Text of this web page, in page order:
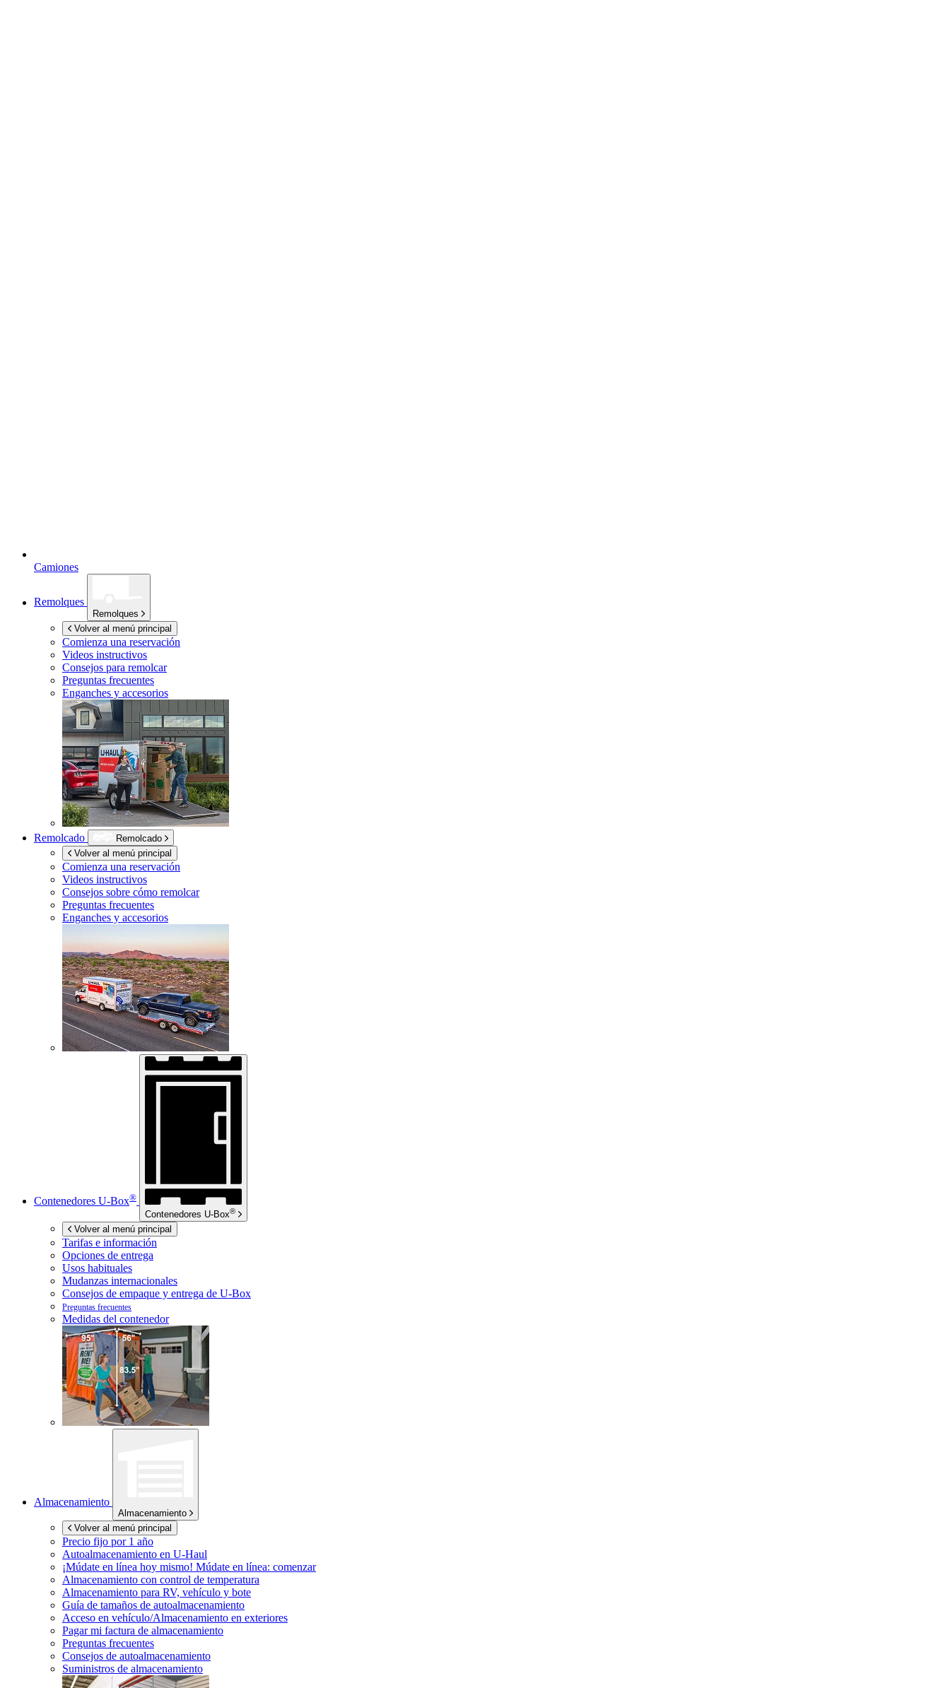
Camiones
Remolques
Remolques
Volver al menú principal
Comienza una reservación
Videos instructivos
Consejos para remolcar
Preguntas frecuentes
Enganches y accesorios
Remolcado
Remolcado
Volver al menú principal
Comienza una reservación
Videos instructivos
Consejos sobre cómo remolcar
Preguntas frecuentes
Enganches y accesorios
Contenedores U-Box®
Contenedores U-Box®
Volver al menú principal
Tarifas e información
Opciones de entrega
Usos habituales
Mudanzas internacionales
Consejos de empaque y entrega de U-Box
Preguntas frecuentes
Medidas del contenedor
Almacenamiento
Almacenamiento
Volver al menú principal
Precio fijo por 1 año
Autoalmacenamiento en U-Haul
¡Múdate en línea hoy mismo! Múdate en línea: comenzar
Almacenamiento con control de temperatura
Almacenamiento para RV, vehículo y bote
Guía de tamaños de autoalmacenamiento
Acceso en vehículo/Almacenamiento en exteriores
Pagar mi factura de almacenamiento
Preguntas frecuentes
Consejos de autoalmacenamiento
Suministros de almacenamiento